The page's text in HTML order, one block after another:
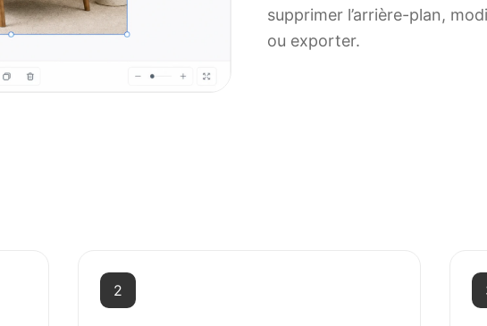
supprimer l’arrière-plan,
ou exporter.
2